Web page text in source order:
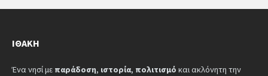
ΙΘΆΚΗ
Ένα νησί με παράδοση, ιστορία, πολιτισμό και ακλόνητη την